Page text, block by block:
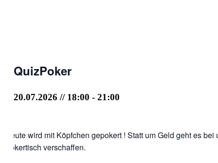
QuizPoker
20.07.2026 // 18:00 - 21:00
Heute wird mit Köpfchen gepokert ! Statt um Geld geht es
Pokertisch verschaffen.